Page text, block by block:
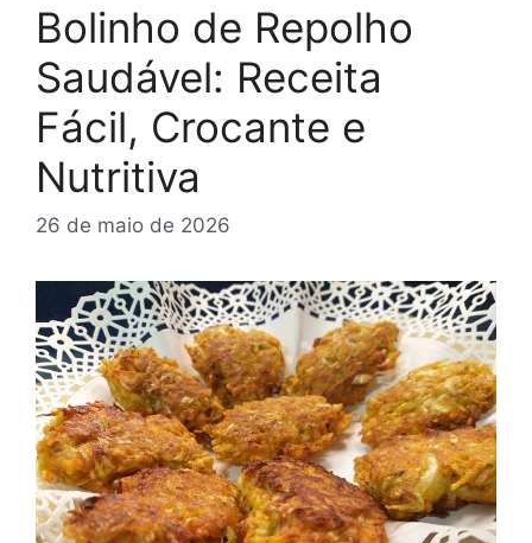
Bolinho de Repolho
Saudável: Receita
Fácil, Crocante e
Nutritiva
26 de maio de 2026